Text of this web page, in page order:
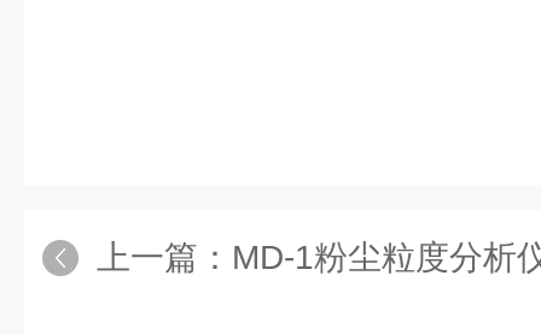
上一篇： MD-1粉尘粒度分析